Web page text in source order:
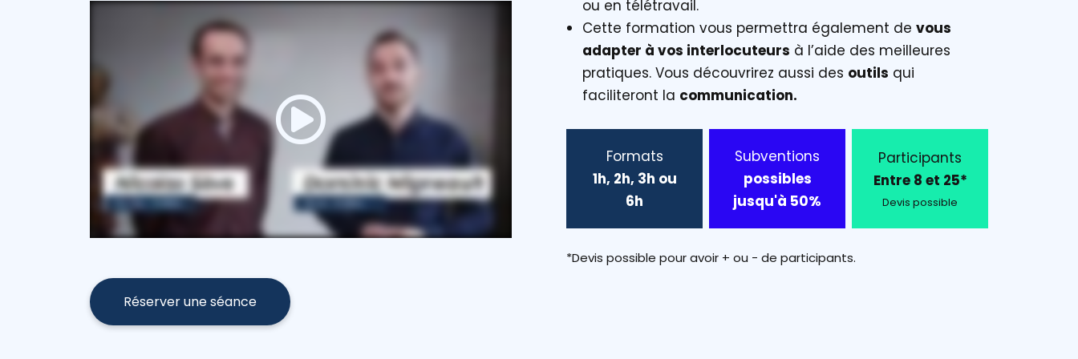
Réserver une séance
ou en télétravail.
Cette formation vous permettra également devous
adapter à vos interlocuteurs à l’aide des meilleures
pratiques. Vous découvrirez aussi des outils qui
faciliteront la communication.
Formats
1h, 2h, 3h ou
6h
Subventions
possibles
jusqu'à 50%
Participants
Entre 8 et 25*
Devis possible
*Devis possible pour avoir + ou - de participants.